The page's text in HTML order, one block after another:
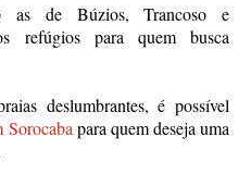
as de Búzios, Trancoso e
refúgios para quem busca
deslumbrantes, é possível
Sorocaba para quem deseja uma